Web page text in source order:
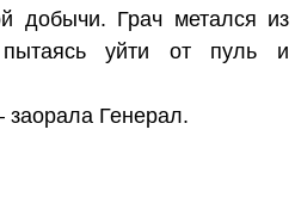
добычи. Грач метался из
уйти от пуль и
Генерал.